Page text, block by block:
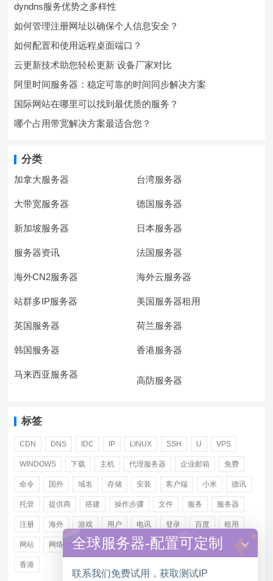
dyndns服务优势之多样性
如何管理注册网址以确保个人信息安全？
如何配置和使用远程桌面端口？
云更新技术助您轻松更新 设备厂家对比
阿里时间服务器：稳定可靠的时间同步解决方案
国际网站在哪里可以找到最优质的服务？
哪个占用带宽解决方案最适合您？
分类
加拿大服务器 台湾服务器
大带宽服务器 德国服务器
新加坡服务器 日本服务器
服务器资讯 法国服务器
海外CN2服务器 海外云服务器
站群多IP服务器 美国服务器租用
英国服务器 荷兰服务器
韩国服务器 香港服务器
马来西亚服务器
高防服务器
标签
CDN DNS IDC IP LINUX SSH U VPS
WINDOWS 下载 主机 代理服务器 企业邮箱 免费
命令 国外 域名 存储 安装 客户端 小米 德讯
托管 提供商 搭建 操作步骤 文件 服务 服务器
注册 海外 游戏 用户 电讯 登录 百度 租用
网站 网络 腾讯 虚拟主机 证书 配置 阿里
香港
全球服务器-配置可定制
联系我们免费试用，获取测试IP